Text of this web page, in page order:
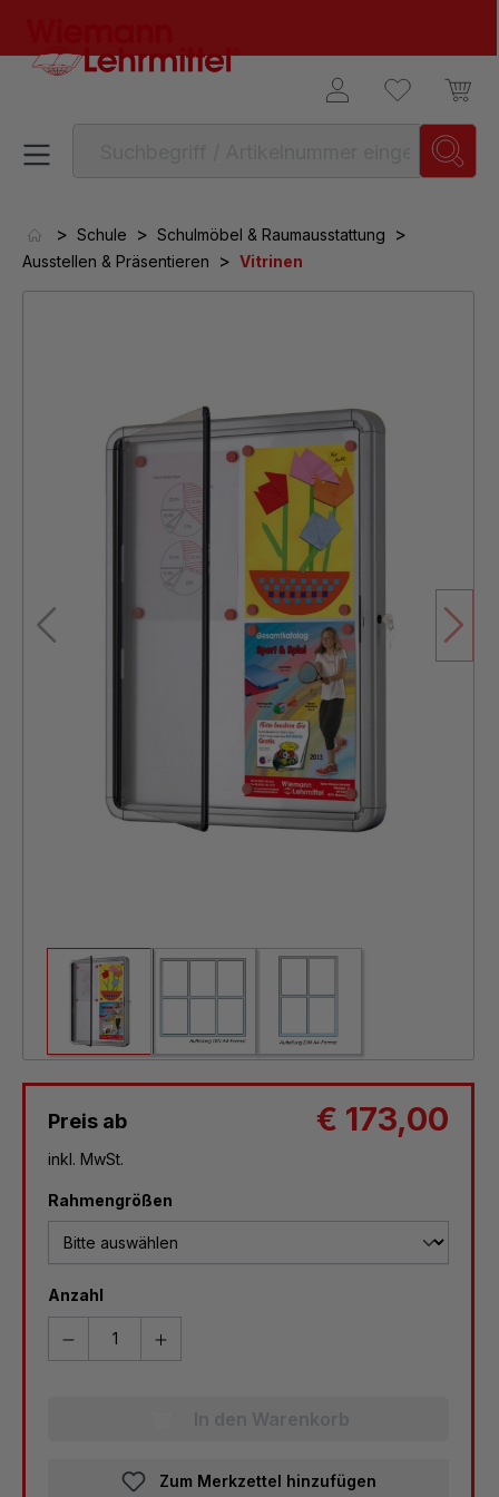
> Schule > Schulmöbel & Raumausstattung >
Ausstellen & Präsentieren > Vitrinen
Preis ab € 173,00
inkl. MwSt.
Rahmengrößen
Anzahl
Zum Merkzettel hinzufügen